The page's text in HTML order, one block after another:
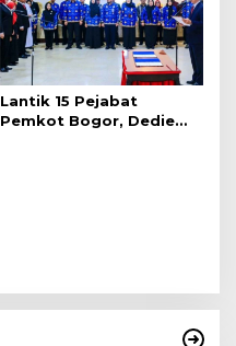
Lantik 15 Pejabat
Pemkot Bogor, Dedie